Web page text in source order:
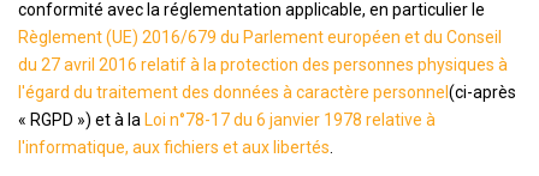
Nous Rejoindre
RECOMMANDATIONS
conformité avec la réglementation applicable, en particulier le
Règlement (UE) 2016/679 du Parlement européen et du Conseil
du 27 avril 2016 relatif à la protection des personnes physiques à
l'égard du traitement des données à caractère personnel (ci-après
« RGPD ») et à la Loi n°78-17 du 6 janvier 1978 relative à
l'informatique, aux fichiers et aux libertés